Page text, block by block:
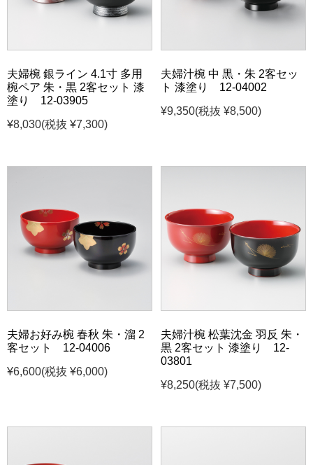
夫婦椀 銀ライン 4.1寸 多用
椀ペア 朱・黒 2客セット 漆
塗り 12-03905
¥8,030(税抜 ¥7,300)
夫婦汁椀 中 黒・朱 2客セッ
ト 漆塗り 12-04002
¥9,350(税抜 ¥8,500)
夫婦お好み椀 春秋 朱・溜 2
客セット 12-04006
¥6,600(税抜 ¥6,000)
夫婦汁椀 松葉沈金 羽反 朱・
黒 2客セット 漆塗り 12-
03801
¥8,250(税抜 ¥7,500)